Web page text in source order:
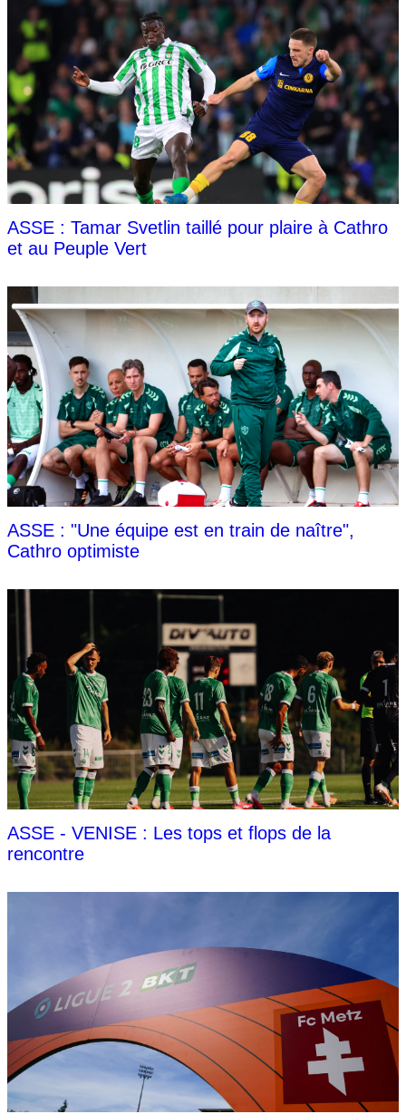
ASSE : Tamar Svetlin taillé pour plaire à Cathro
et au Peuple Vert
ASSE : "Une équipe est en train de naître",
Cathro optimiste
ASSE - VENISE : Les tops et flops de la
rencontre